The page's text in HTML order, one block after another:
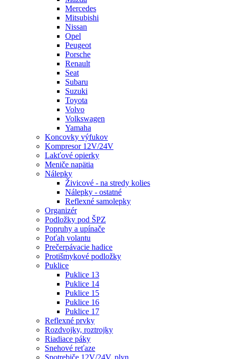
Mercedes
Mitsubishi
Nissan
Opel
Peugeot
Porsche
Renault
Seat
Subaru
Suzuki
Toyota
Volvo
Volkswagen
Yamaha
Koncovky výfukov
Kompresor 12V/24V
Lakťové opierky
Meniče napätia
Nálepky
Živicové - na stredy kolies
Nálepky - ostatné
Reflexné samolepky
Organizér
Podložky pod ŠPZ
Popruhy a upínače
Poťah volantu
Prečerpávacie hadice
Protišmykové podložky
Puklice
Puklice 13
Puklice 14
Puklice 15
Puklice 16
Puklice 17
Reflexné prvky
Rozdvojky, roztrojky
Riadiace páky
Snehové reťaze